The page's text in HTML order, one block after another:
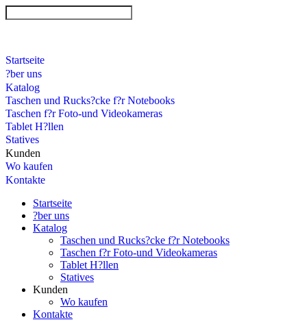
Startseite
?ber uns
Katalog
Taschen und Rucks?cke f?r Notebooks
Taschen f?r Foto-und Videokameras
Tablet H?llen
Statives
Kunden
Wo kaufen
Kontakte
Startseite
?ber uns
Katalog
Taschen und Rucks?cke f?r Notebooks
Taschen f?r Foto-und Videokameras
Tablet H?llen
Statives
Kunden
Wo kaufen
Kontakte